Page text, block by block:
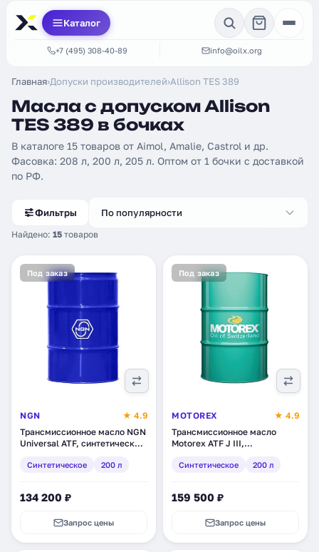
Каталог
+7 (495) 308-40-89 info@oilx.org
Главная›Допуски производителей›Allison TES 389
Масла с допуском Allison
TES 389 в бочках
В каталоге 15 товаров от Aimol, Amalie, Castrol и др.
Фасовка: 208 л, 200 л, 205 л. Оптом от 1 бочки с доставкой
по РФ.
Фильтры
Найдено: 15 товаров
По популярности
Под заказ
NGN
★ 4.9
Трансмиссионное масло NGN
Universal ATF, синтетическое,
Синтетическое 200 л
134 200 ₽
Запрос цены
Под заказ
MOTOREX
★ 4.9
Трансмиссионное масло
Motorex ATF J III,
(300137)
Синтетическое 200 л
159 500 ₽
Запрос цены